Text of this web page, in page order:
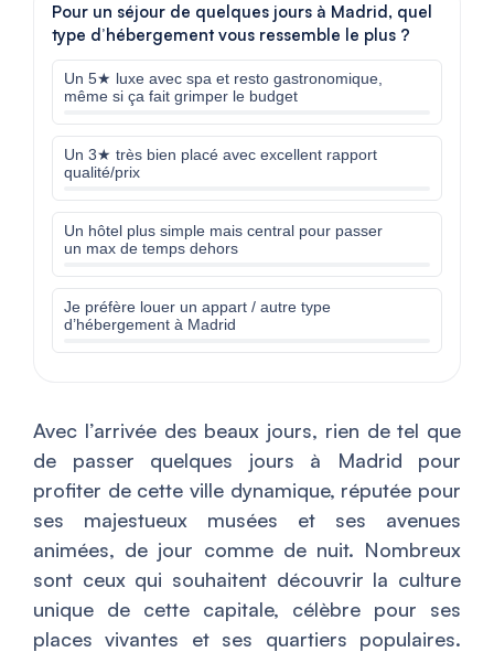
Pour un séjour de quelques jours à Madrid, quel
type d’hébergement vous ressemble le plus ?
Un 5★ luxe avec spa et resto gastronomique,
même si ça fait grimper le budget
Un 3★ très bien placé avec excellent rapport
qualité/prix
Un hôtel plus simple mais central pour passer
un max de temps dehors
Je préfère louer un appart / autre type
d’hébergement à Madrid
Avec l’arrivée des beaux jours, rien de tel que
de passer quelques jours à Madrid pour
profiter de cette ville dynamique, réputée pour
ses majestueux musées et ses avenues
animées, de jour comme de nuit. Nombreux
sont ceux qui souhaitent découvrir la culture
unique de cette capitale, célèbre pour ses
places vivantes et ses quartiers populaires.